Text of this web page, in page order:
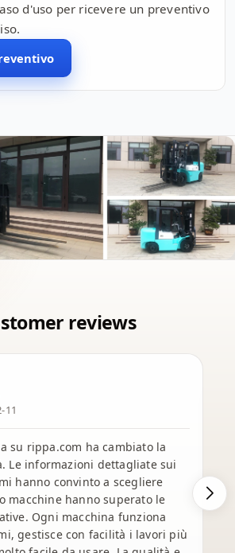
d'uso per ricevere un preventivo
11
su rippa.com ha cambiato la
Le informazioni dettagliate sui
hanno convinto a scegliere
macchine hanno superato le
Ogni macchina funziona
gestisce con facilità i lavori più